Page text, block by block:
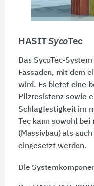
HASIT SycoTec
Das SycoTec-
Fassaden, mit dem
wird. Es bietet eine
Pilzresistenz sowie
Schlagfestigkeit im
Tec kann sowohl
(Massivbau) als
eingesetzt werden.
Die